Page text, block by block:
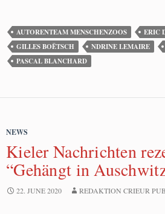
AUTORENTEAM MENSCHENZOOS
ERIC
GILLES BOËTSCH
NDRINE LEMAIRE
PASCAL BLANCHARD
NEWS
Kieler Nachrichten
“Gehängt in
22. JUNE 2020 REDAKTION CRIEUR